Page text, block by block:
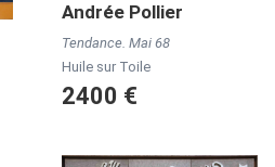
Andrée Pollier
Tendance. Mai 68
Huile sur Toile
2400 €